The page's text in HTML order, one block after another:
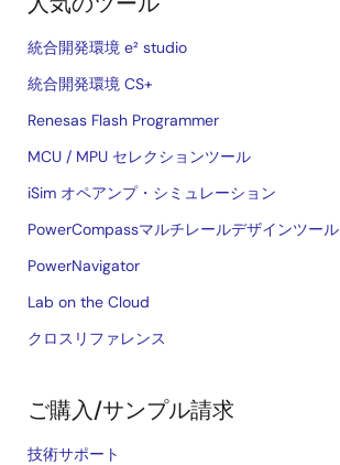
統合開発環境 e² studio
統合開発環境 CS+
Renesas Flash Programmer
MCU / MPU セレクションツール
iSim オペアンプ・シミュレーション
PowerCompassマルチレールデザインツール
PowerNavigator
Lab on the Cloud
クロスリファレンス
ご購入/サンプル請求
技術サポート